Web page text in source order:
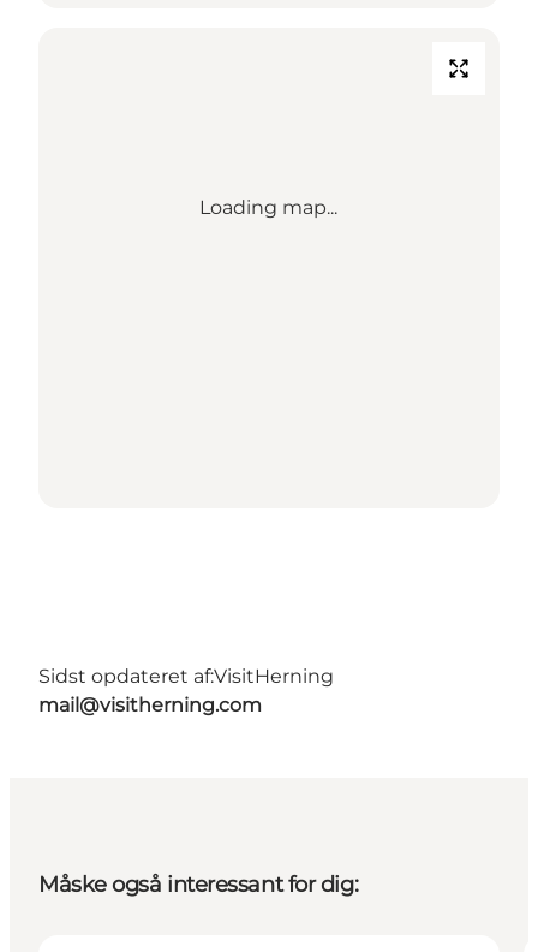
Loading map...
Sidst opdateret af:VisitHerning
mail@visitherning.com
Måske også interessant for dig: